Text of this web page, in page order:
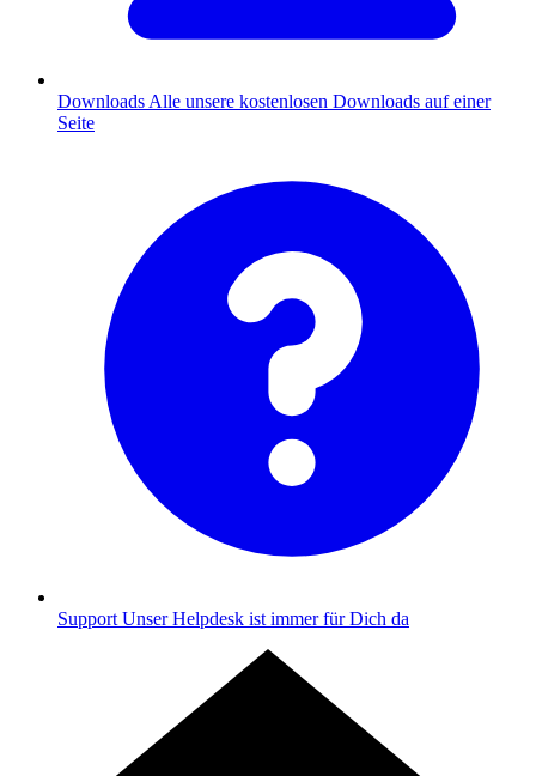
Downloads Alle unsere kostenlosen Downloads auf einer
Seite
Support Unser Helpdesk ist immer für Dich da